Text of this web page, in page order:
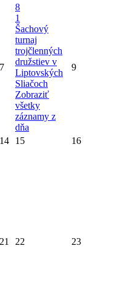
7
8
1
Šachový
turnaj
trojčlenných
družstiev v
Liptovských
Sliačoch
Zobraziť
všetky
záznamy z
dňa
9
14 15 16
21 22 23